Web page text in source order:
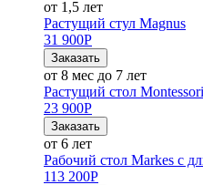
от 1,5 лет
Растущий стул Magnus
31 900Р
Заказать
от 8 мес до 7 лет
Растущий стол Montessori
23 900Р
Заказать
от 6 лет
Рабочий стол Markes с
113 200Р